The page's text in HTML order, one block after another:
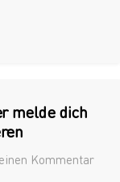
melde dich
Kommentar